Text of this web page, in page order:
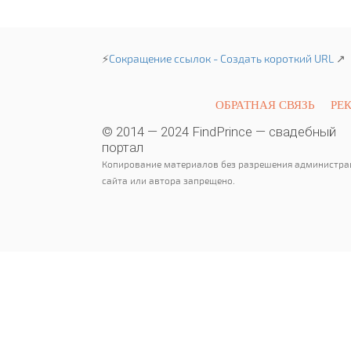
⚡Сокращение ссылок - Создать короткий URL ↗
ОБРАТНАЯ СВЯЗЬ
© 2014 — 2024 FindPrince — свадебный
портал
Копирование материалов без разрешения
сайта или автора запрещено.